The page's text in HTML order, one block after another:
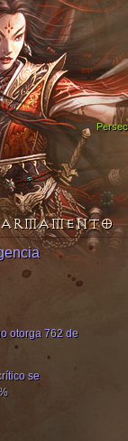
otorga 762 de
se